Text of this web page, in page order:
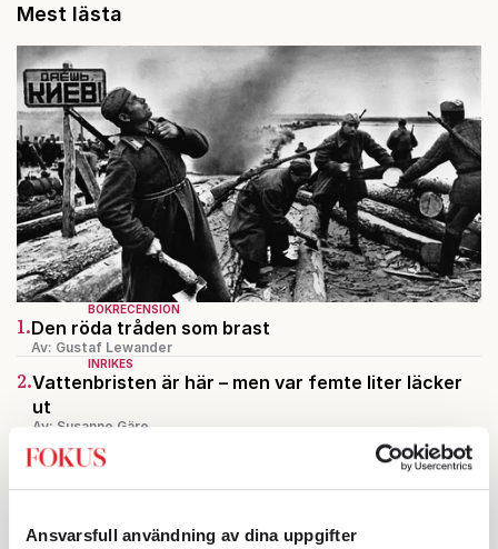
Ansvarsfull användning av dina uppgifter
Mest lästa
BOKRECENSION
1.Den röda tråden som brast
Av: Gustaf Lewander
INRIKES
2.Vattenbristen är här – men var femte liter läcker
ut
Av: Susanne Gäre
3.Nina Lekander:
På ”Kommunisthögskolan” drömde
alla om att vara arbetarklass
4.Frans Wachtmeister:Ja, AC är ett hot mot den